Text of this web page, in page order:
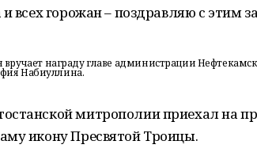
и всех горожан – поздравляю с этим
награду главе администрации
Набиуллина.
митрополии приехал на
икону Пресвятой Троицы.